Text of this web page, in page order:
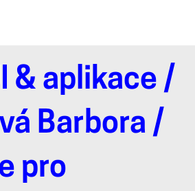
& aplikace /
Barbora /
pro